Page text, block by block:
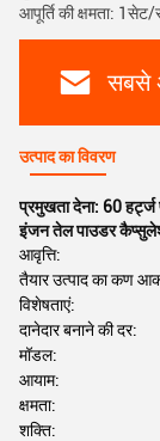
आपूर्ति की क्षमता: 1सेट/
सबसे
उत्पाद का विवरण
प्रमुखता देना: 60
इंजन तेल पाउडर
आवृत्ति:
तैयार उत्पाद का कण
विशेषताएं:
दानेदार बनाने की दर:
मॉडल:
आयाम:
क्षमता:
शक्ति: